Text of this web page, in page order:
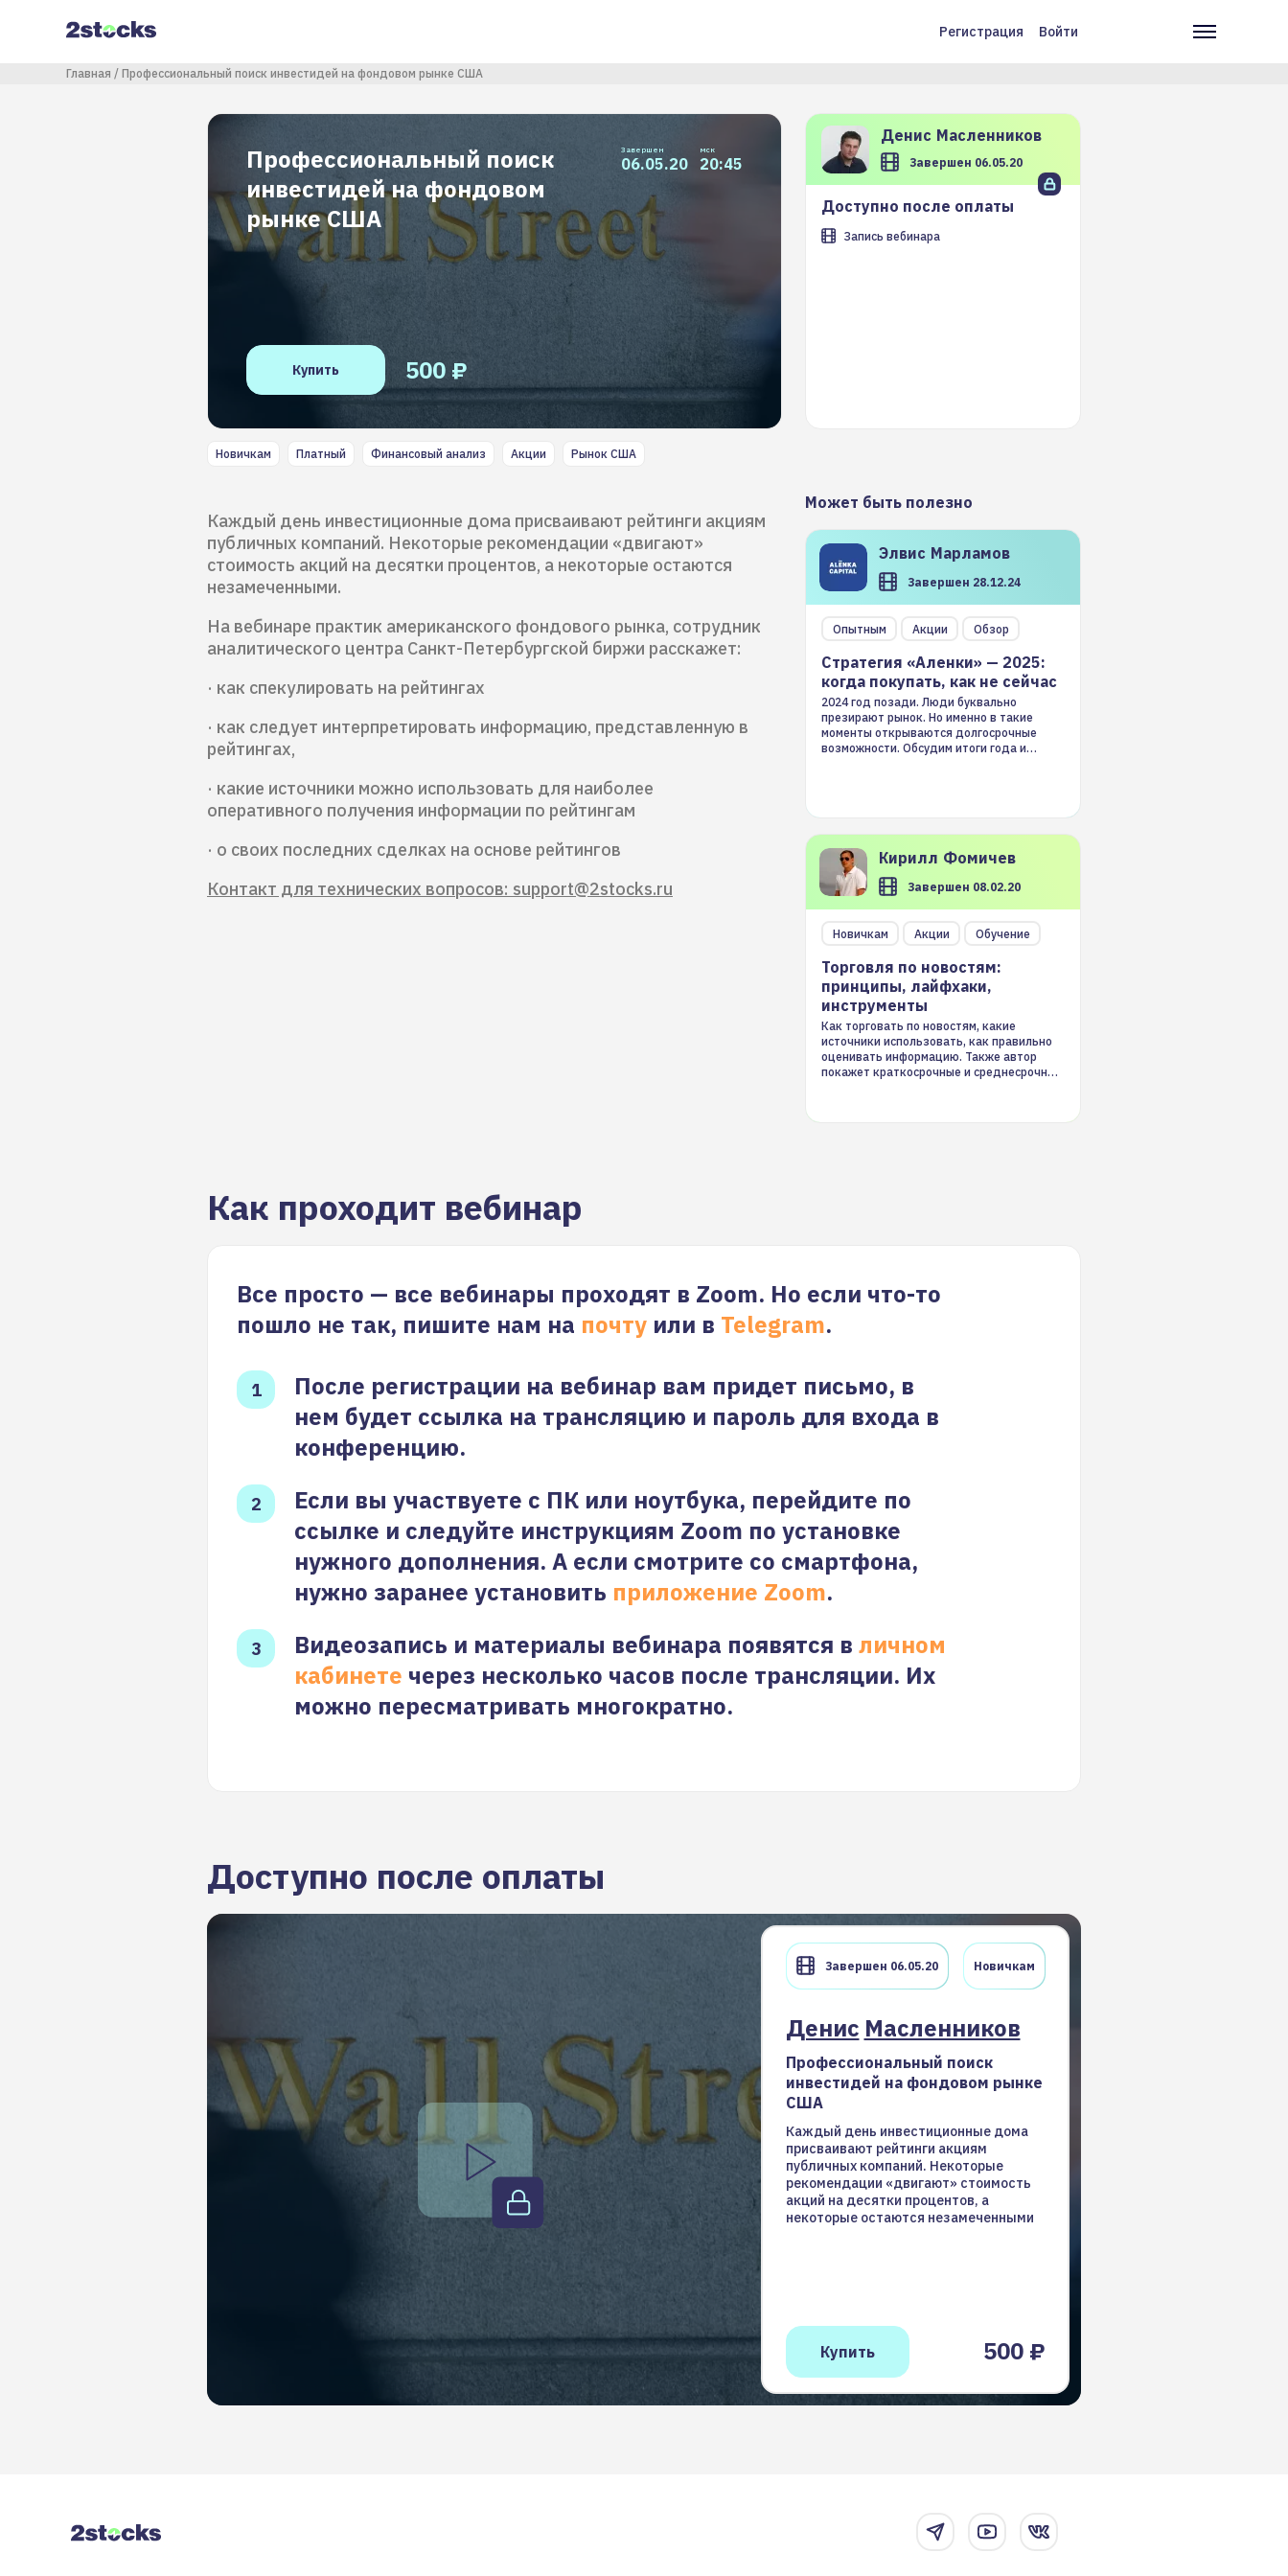
содержанию
Меню
записи
пользователя
Регистрация Войти
Строка навигации
Главная Профессиональный поиск инвестидей на фондовом рынке США
Профессиональный поиск
инвестидей на фондовом
рынке США
Завершен
06.05.20
мск
20:45
500 ₽
Денис Масленников
Завершен 06.05.20
Доступно после оплаты
Запись вебинара
Новичкам Платный Финансовый анализ Акции Рынок США
Каждый день инвестиционные дома присваивают рейтинги акциям
публичных компаний. Некоторые рекомендации «двигают»
стоимость акций на десятки процентов, а некоторые остаются
незамеченными.
На вебинаре практик американского фондового рынка, сотрудник
аналитического центра Санкт-Петербургской биржи расскажет:
· как спекулировать на рейтингах
· как следует интерпретировать информацию, представленную в
рейтингах,
· какие источники можно использовать для наиболее
оперативного получения информации по рейтингам
· о своих последних сделках на основе рейтингов
Контакт для технических вопросов: support@2stocks.ru
Может быть полезно
Элвис Марламов
Завершен 28.12.24
Опытным Акции Обзор
Стратегия «Аленки» — 2025:
когда покупать, как не сейчас
2024 год позади. Люди буквально
презирают рынок. Но именно в такие
моменты открываются долгосрочные
возможности. Обсудим итоги года и
Кирилл Фомичев
Завершен 08.02.20
Новичкам Акции Обучение
Торговля по новостям:
принципы, лайфхаки,
инструменты
Как торговать по новостям, какие
источники использовать, как правильно
оценивать информацию. Также автор
покажет краткосрочные и среднесрочные
Как проходит вебинар
Все просто — все вебинары проходят в Zoom. Но если что-то
пошло не так, пишите нам на почту или в Telegram.
После регистрации на вебинар вам придет письмо, в
нем будет ссылка на трансляцию и пароль для входа в
конференцию.
Если вы участвуете с ПК или ноутбука, перейдите по
ссылке и следуйте инструкциям Zoom по установке
нужного дополнения. А если смотрите со смартфона,
нужно заранее установить приложение Zoom.
Видеозапись и материалы вебинара появятся в личном
кабинете через несколько часов после трансляции. Их
можно пересматривать многократно.
Доступно после оплаты
Завершен 06.05.20 Новичкам
Денис Масленников
Профессиональный поиск
инвестидей на фондовом рынке
США
Каждый день инвестиционные дома
присваивают рейтинги акциям
публичных компаний. Некоторые
рекомендации «двигают» стоимость
акций на десятки процентов, а
некоторые остаются незамеченными
500 ₽